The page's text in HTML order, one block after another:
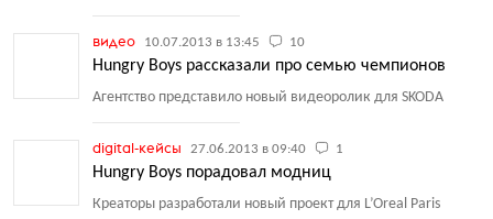
видео 10.07.2013 в 13:45 10
Hungry Boys рассказали про семью чемпионов
Агентство представило новый видеоролик для SKODA
digital-кейсы 27.06.2013 в 09:40 1
Hungry Boys порадовал модниц
Креаторы разработали новый проект для L’Oreal Paris